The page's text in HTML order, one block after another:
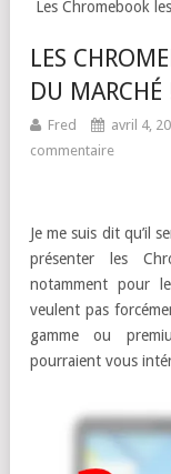
Les Chromebook
LES
DU MARCHÉ
Fred avril 4,
commentaire
Je me suis dit qu’il
présenter les
notamment pour
veulent pas
gamme ou
pourraient vous